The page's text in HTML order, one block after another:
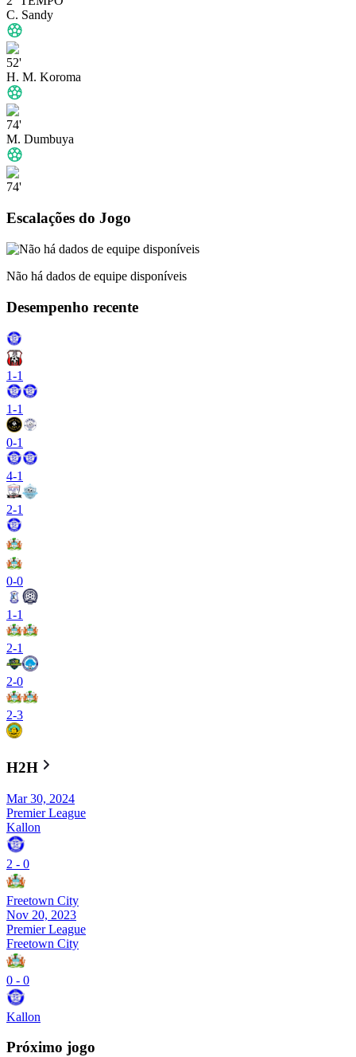
C. Sandy
52'
H. M. Koroma
74'
M. Dumbuya
74'
Escalações do Jogo
Não há dados de equipe disponíveis
Desempenho recente
1-1
1-1
0-1
4-1
2-1
0-0
1-1
2-1
2-0
2-3
H2H
Mar 30, 2024
Premier League
Kallon
2 - 0
Freetown City
Nov 20, 2023
Premier League
Freetown City
0 - 0
Kallon
Próximo jogo